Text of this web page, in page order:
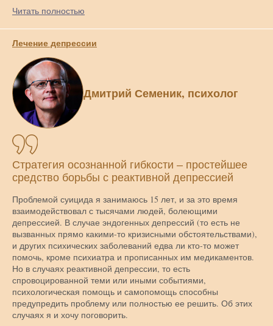
Читать полностью
Лечение депрессии
Дмитрий Семеник, психолог
Стратегия осознанной гибкости – простейшее
средство борьбы с реактивной депрессией
Проблемой суицида я занимаюсь 15 лет, и за это время
взаимодействовал с тысячами людей, болеющими
депрессией. В случае эндогенных депрессий (то есть не
вызванных прямо какими-то кризисными обстоятельствами),
и других психических заболеваний едва ли кто-то может
помочь, кроме психиатра и прописанных им медикаментов.
Но в случаях реактивной депрессии, то есть
спровоцированной теми или иными событиями,
психологическая помощь и самопомощь способны
предупредить проблему или полностью ее решить. Об этих
случаях я и хочу поговорить.